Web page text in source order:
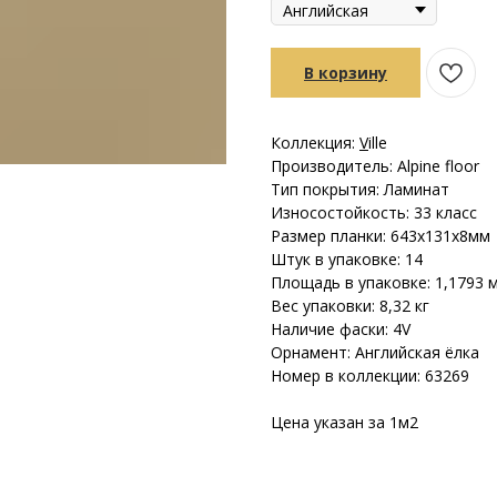
В корзину
Коллекция: Ville
Производитель: Alpine floor
Тип покрытия: Ламинат
Износостойкость: 33 класс
Размер планки: 643х131х8мм
Штук в упаковке: 14
Площадь в упаковке: 1,1793
Вес упаковки: 8,32 кг
Наличие фаски: 4V
Орнамент: Английская ёлка
Номер в коллекции: 63269
Цена указан за 1м2